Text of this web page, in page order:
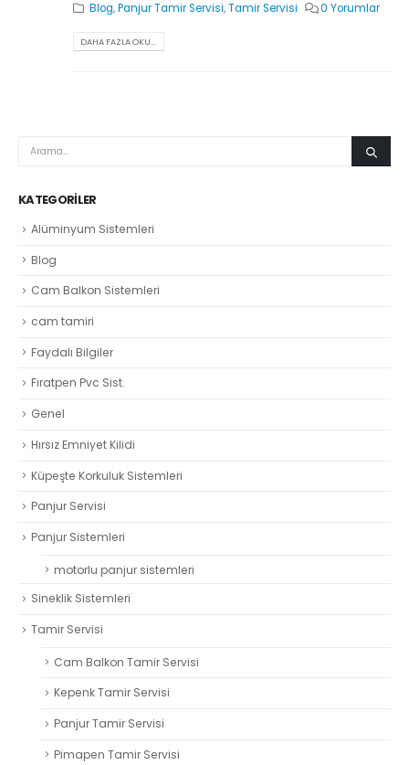
Blog,Panjur Tamir Servisi,Tamir Servisi 0 Yorumlar
DAHA FAZLA OKU...
KATEGORILER
Alüminyum Sistemleri
Blog
Cam Balkon Sistemleri
cam tamiri
Faydalı Bilgiler
Fıratpen Pvc Sist.
Genel
Hırsız Emniyet Kilidi
Küpeşte Korkuluk Sistemleri
Panjur Servisi
Panjur Sistemleri
motorlu panjur sistemleri
Sineklik Sistemleri
Tamir Servisi
Cam Balkon Tamir Servisi
Kepenk Tamir Servisi
Panjur Tamir Servisi
Pimapen Tamir Servisi